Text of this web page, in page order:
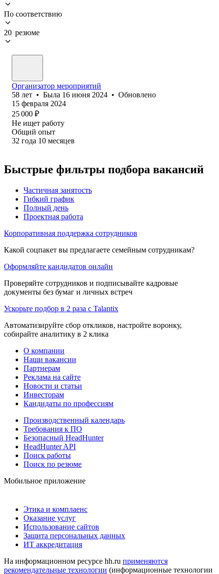
По соответствию
20 резюме
Организатор мероприятий
58 лет • Была 16 июня 2024 • Обновлено
15 февраля 2024
25 000 ₽
Не ищет работу
Общий опыт
32 года 10 месяцев
Быстрые фильтры подбора вакансий
Частичная занятость
Гибкий график
Полный день
Проектная работа
Корпоративная поддержка сотрудников
Какой соцпакет вы предлагаете семейным сотрудникам?
Оформляйте кандидатов онлайн
Проверяйте сотрудников и подписывайте кадровые
документы без бумаг и личных встреч
Ускорьте подбор в 2 раза с Talantix
Автоматизируйте сбор откликов, настройте воронку,
собирайте аналитику в 2 клика
О компании
Наши вакансии
Партнерам
Реклама на сайте
Новости и статьи
Инвесторам
Кандидаты по профессиям
Производственный календарь
Требования к ПО
Безопасный HeadHunter
HeadHunter API
Поиск работы
Поиск по резюме
Мобильное приложение
Этика и комплаенс
Оказание услуг
Использование сайтов
Защита персональных данных
ИТ аккредитация
На информационном ресурсе hh.ru применяются
рекомендательные технологии (информационные технологии